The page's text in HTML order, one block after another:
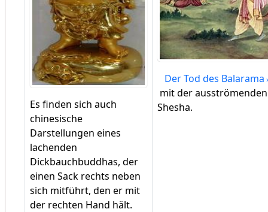
Es finden sich auch
chinesische
Darstellungen eines
lachenden
Dickbauchbuddhas, der
einen Sack rechts neben
sich mitführt, den er mit
der rechten Hand hält.
Der Tod des Balarama
mit der ausströmenden
Shesha.